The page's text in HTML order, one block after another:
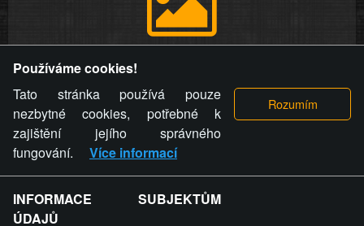
videa a komentáře. Osoba, které se toto opatření provozovatele
stránky týče, ani osoba, která umístila fotografii nebo video na
stránku, nemůže z důvodu odstranění fotografie, videa nebo
komentáře pro výše uvedenou okolnost uplatnit vůči
provozovateli stránky žádný nárok na náhradu škody nebo
nemajetkové újmy.
ZVRÁCENÝ.CZ - Svět není zvrácenej. To jen
Používáme cookies!
Tato stránka používá pouze
nezbytné cookies, potřebné k
zajištění jejího správného
fungování.
Více informací
INFORMACE SUBJEKTŮM
ÚDAJŮ